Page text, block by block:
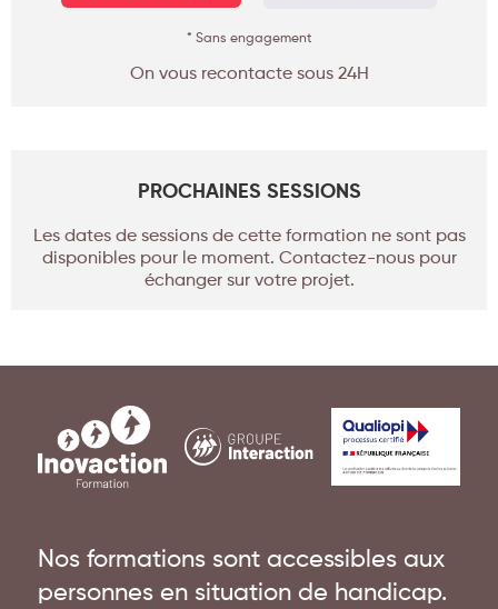
* Sans engagement
On vous recontacte sous 24H
PROCHAINES SESSIONS
Les dates de sessions de cette formation ne sont pas
disponibles pour le moment. Contactez-nous pour
échanger sur votre projet.
Nos formations sont accessibles aux
personnes en situation de handicap.